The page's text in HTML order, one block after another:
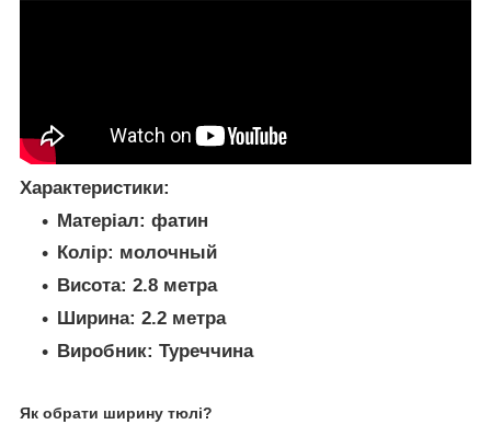
Характеристики:
Матеріал: фатин
Колір: молочный
Висота: 2.8 метра
Ширина: 2.2 метра
Виробник: Туреччина
Як обрати ширину тюлі?